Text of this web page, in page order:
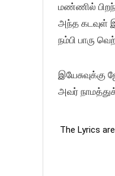
மண்ணில்
அந்த கடவுள்
நம்பி பாரு
இயேசுவுக்கு
அவர்
The Lyrics